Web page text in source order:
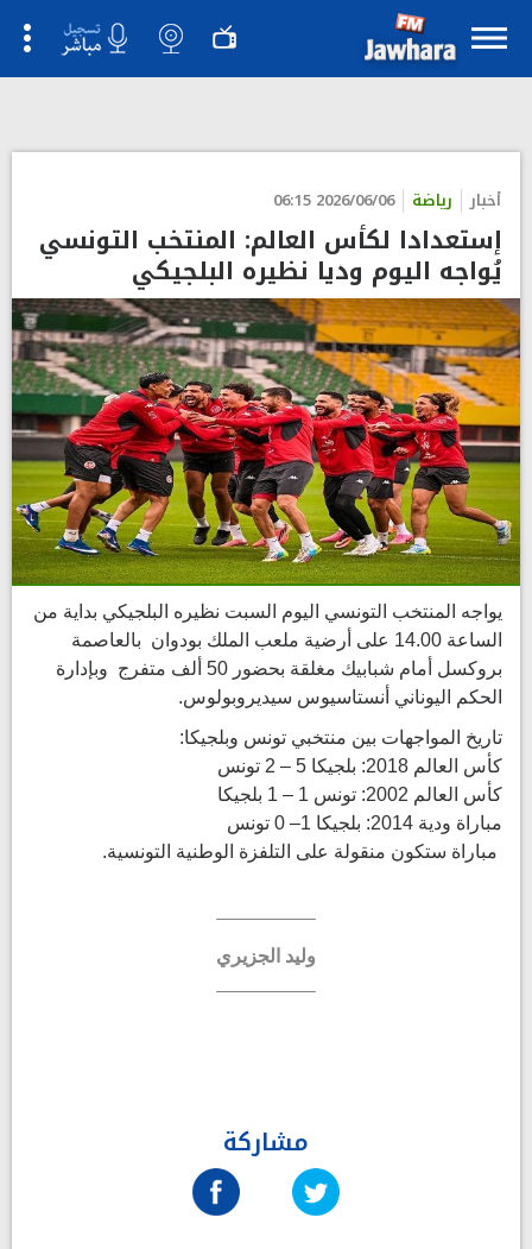
أخبار رياضة 2026/06/06 06:15
إستعدادا لكأس العالم: المنتخب التونسي
يُواجه اليوم وديا نظيره البلجيكي
يواجه المنتخب التونسي اليوم السبت نظيره البلجيكي بداية من
الساعة 14.00 على أرضية ملعب الملك بودوان بالعاصمة
بروكسل أمام شبابيك مغلقة بحضور 50 ألف متفرج وبإدارة
الحكم اليوناني أنستاسيوس سيديروبولوس.
تاريخ المواجهات بين منتخبي تونس وبلجيكا:
كأس العالم 2018: بلجيكا 5 – 2 تونس
كأس العالم 2002: تونس 1 – 1 بلجيكا
مباراة ودية 2014: بلجيكا 1– 0 تونس
مباراة ستكون منقولة على التلفزة الوطنية التونسية.
وليد الجزيري
مشاركة